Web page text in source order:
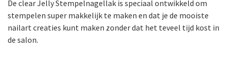
De clear Jelly Stempelnagellak is speciaal ontwikkeld om
stempelen super makkelijk te maken en dat je de mooiste
nailart creaties kunt maken zonder dat het teveel tijd kost in
de salon.